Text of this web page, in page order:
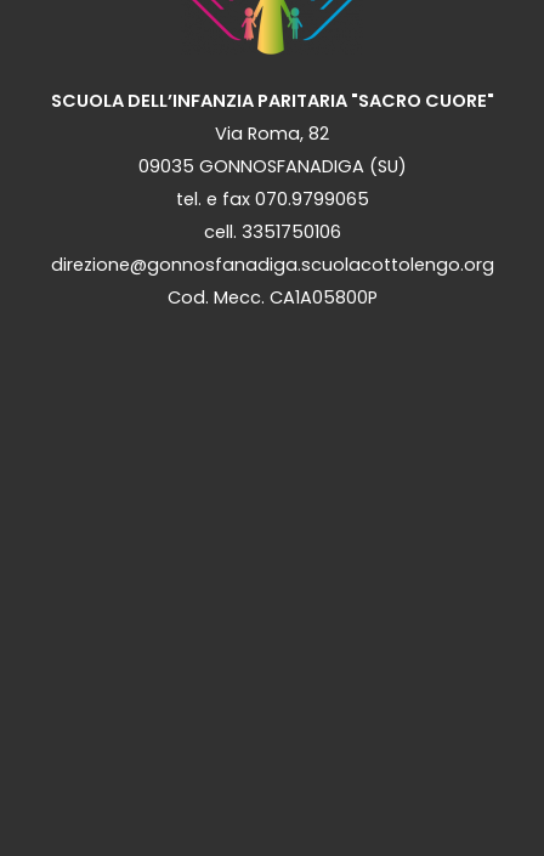
SCUOLA DELL’INFANZIA PARITARIA "SACRO CUORE"
Via Roma, 82
09035 GONNOSFANADIGA (SU)
tel. e fax 070.9799065
cell. 3351750106
direzione@gonnosfanadiga.scuolacottolengo.org
Cod. Mecc. CA1A05800P